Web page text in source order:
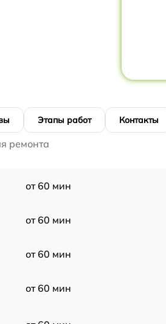
Этапы работ Контакты
ремонта
от 60 мин
от 60 мин
от 60 мин
от 60 мин